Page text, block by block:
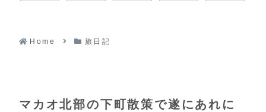
Home 旅日記
マカオ北部の下町散策で遂にあれに